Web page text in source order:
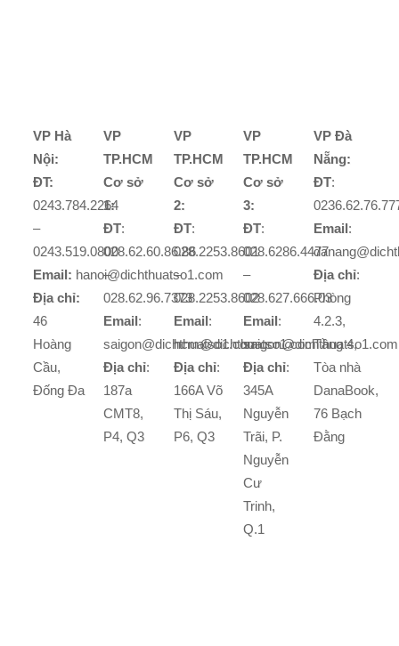
VP Hà
Nội:
ĐT:
0243.784.2264
–
0243.519.0800
Email: hanoi@dichthuatso1.com
Địa chỉ:
46
Hoàng
Cầu,
Đống Đa
VP
TP.HCM
Cơ sở
1:
ĐT:
028.62.60.86.86
–
028.62.96.7373
Email:
saigon@dichthuatso1.com
Địa chỉ:
187a
CMT8,
P4, Q3
VP
TP.HCM
Cơ sở
2:
ĐT:
028.2253.8601
–
028.2253.8602
Email:
hcm@dichthuatso1.com
Địa chỉ:
166A Võ
Thị Sáu,
P6, Q3
VP
TP.HCM
Cơ sở
3:
ĐT:
028.6286.4477
–
028.627.666.03
Email:
saigon@dichthuatso1.com
Địa chỉ:
345A
Nguyễn
Trãi, P.
Nguyễn
Cư
Trinh,
Q.1
VP Đà
Nẵng:
ĐT:
Email:
Địa chỉ:
Phòng
4.2.3,
Tầng 4,
Tòa nhà
DanaBook,
76 Bạch
Đằng